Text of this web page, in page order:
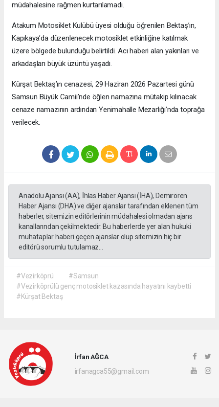
müdahalesine rağmen kurtarılamadı.
Atakum Motosiklet Kulübü üyesi olduğu öğrenilen Bektaş’ın,
Kapıkaya’da düzenlenecek motosiklet etkinliğine katılmak
üzere bölgede bulunduğu belirtildi. Acı haberi alan yakınları ve
arkadaşları büyük üzüntü yaşadı.
Kürşat Bektaş’ın cenazesi, 29 Haziran 2026 Pazartesi günü
Samsun Büyük Camii’nde öğlen namazına mütakip kılınacak
cenaze namazının ardından Yenimahalle Mezarlığı’nda toprağa
verilecek.
Anadolu Ajansı (AA), İhlas Haber Ajansı (İHA), Demirören
Haber Ajansı (DHA) ve diğer ajanslar tarafından eklenen tüm
haberler, sitemizin editörlerinin müdahalesi olmadan ajans
kanallarından çekilmektedir. Bu haberlerde yer alan hukuki
muhataplar haberi geçen ajanslar olup sitemizin hiç bir
editörü sorumlu tutulamaz...
#Vezirköprü
#Samsun
#Vezirköprülü genç motosiklet kazasında hayatını kaybetti
#Kürşat Bektaş
İrfan AĞCA
irfanagca55@gmail.com